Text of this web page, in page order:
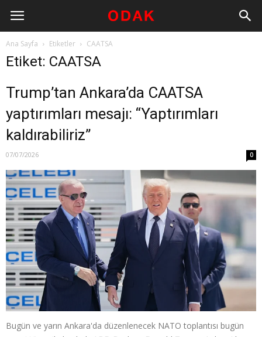
Ana Sayfa Etiketler CAATSA
Etiket: CAATSA
Trump’tan Ankara’da CAATSA
yaptırımları mesajı: “Yaptırımları
kaldırabiliriz”
07/07/2026 0
Bugün ve yarın Ankara'da düzenlenecek NATO toplantısı bugün